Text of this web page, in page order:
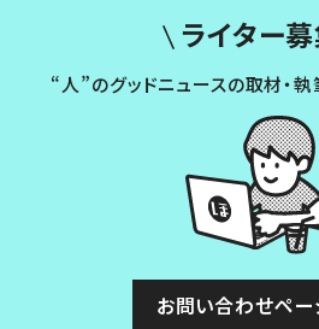
ライター募
“人”のグッドニュースの取材・
お問い合わせペー